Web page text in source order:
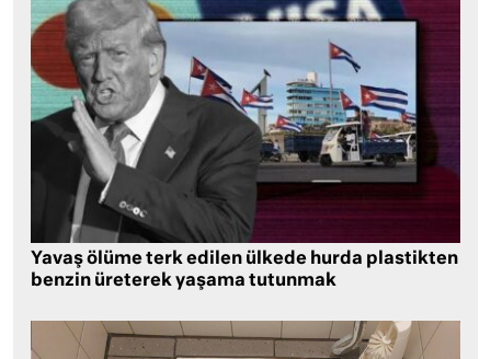
Yavaş ölüme terk edilen ülkede hurda plastikten
benzin üreterek yaşama tutunmak